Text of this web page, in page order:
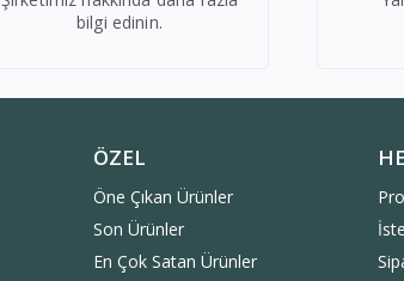
bilgi edinin.
ÖZEL
Öne Çıkan Ürünler
Son Ürünler
En Çok Satan Ürünler